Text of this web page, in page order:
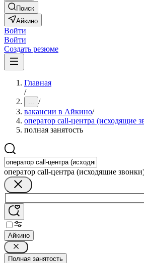
Поиск
Айкино
Войти
Войти
Создать резюме
Главная
/
... /
вакансии в Айкино/
оператор call-центра (исходящие
полная занятость
оператор call-центра (исходящие
Айкино
Полная занятость